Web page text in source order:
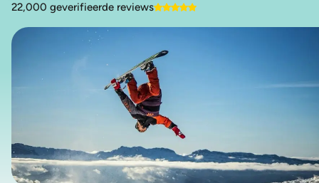
22,000 geverifieerde reviews